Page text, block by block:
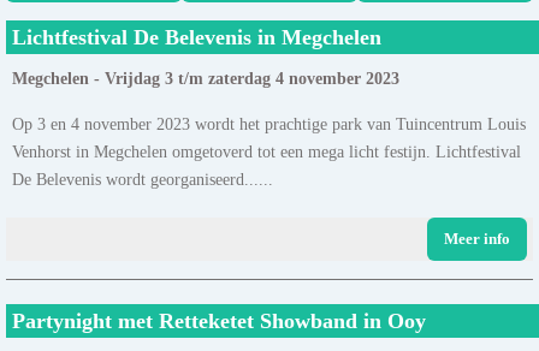
Lichtfestival De Belevenis in Megchelen
Megchelen - Vrijdag 3 t/m zaterdag 4 november 2023
Op 3 en 4 november 2023 wordt het prachtige park van Tuincentrum Louis
Venhorst in Megchelen omgetoverd tot een mega licht festijn. Lichtfestival
De Belevenis wordt georganiseerd......
Meer info
Partynight met Retteketet Showband in Ooy